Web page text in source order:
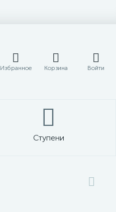
Избранное Корзина Войти
Ступени